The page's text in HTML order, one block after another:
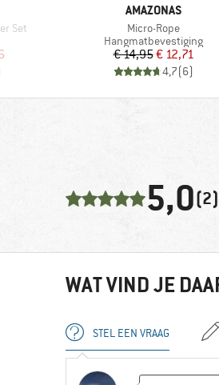
Set
prijs
MERK
AMAZONAS
Artikel
Micro-Rope
Productgroep
Hangmatbevestiging
Prijs
€ 14,95Verlaagde
€ 12,71
4,7(6)
5,0(2)
WAT VIND JE
STEL EEN VRAAG